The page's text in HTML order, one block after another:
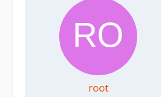
root